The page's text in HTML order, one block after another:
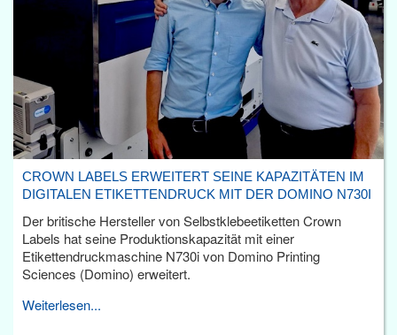
CROWN LABELS ERWEITERT SEINE KAPAZITÄTEN IM
DIGITALEN ETIKETTENDRUCK MIT DER DOMINO N730I
Der britische Hersteller von Selbstklebeetiketten Crown
Labels hat seine Produktionskapazität mit einer
Etikettendruckmaschine N730i von Domino Printing
Sciences (Domino) erweitert.
Weiterlesen...